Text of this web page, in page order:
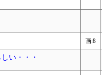
画:8
い・・・